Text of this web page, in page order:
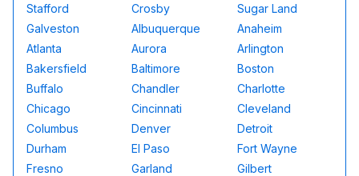
Stafford
Crosby
Sugar Land
Galveston
Albuquerque
Anaheim
Atlanta
Aurora
Arlington
Bakersfield
Baltimore
Boston
Buffalo
Chandler
Charlotte
Chicago
Cincinnati
Cleveland
Columbus
Denver
Detroit
Durham
El Paso
Fort Wayne
Fresno
Garland
Gilbert